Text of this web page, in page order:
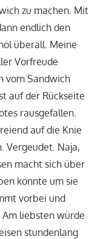
zu machen. Mit
endlich den
überall. Meine
Vorfreude
vom Sandwich
auf der Rückseite
rausgefallen.
auf die Knie
Vergeudet. Naja,
macht sich über
konnte um sie
vorbei und
liebsten würde
stundenlang